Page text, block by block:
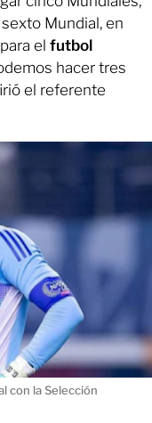
Mundial, en
el futbol
hacer tres
el referente
con la Selección